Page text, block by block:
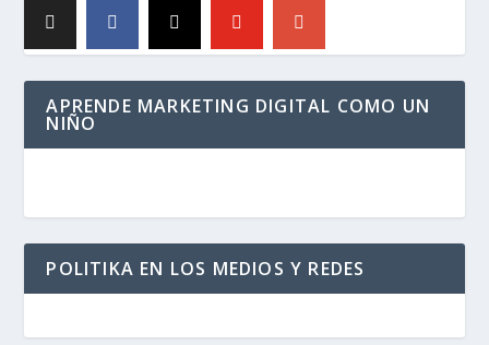
APRENDE MARKETING DIGITAL COMO UN
NIÑO
POLITIKA EN LOS MEDIOS Y REDES